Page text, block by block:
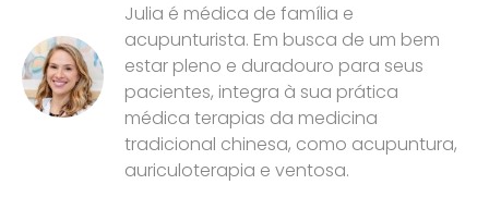
Julia é médica de família e
acupunturista. Em busca de um bem
estar pleno e duradouro para seus
pacientes, integra à sua prática
médica terapias da medicina
tradicional chinesa, como acupuntura,
auriculoterapia e ventosa.